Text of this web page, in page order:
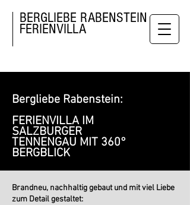
BERGLIEBE RABENSTEIN
FERIENVILLA
Bergliebe Rabenstein:
FERIENVILLA IM
SALZBURGER
TENNENGAU MIT 360°
BERGBLICK
Brandneu, nachhaltig gebaut und mit viel Liebe
zum Detail gestaltet: